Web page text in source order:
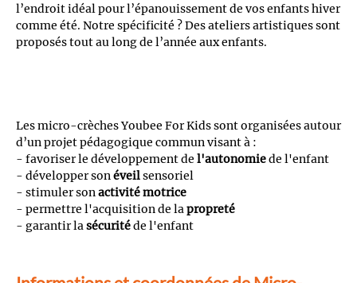
l’endroit idéal pour l’épanouissement de vos enfants hiver
comme été. Notre spécificité ? Des ateliers artistiques sont
proposés tout au long de l’année aux enfants.
Les micro-crèches Youbee For Kids sont organisées autour
d’un projet pédagogique commun visant à :
- favoriser le développement de l'autonomiede l'enfant
- développer sonéveilsensoriel
- stimuler sonactivité motrice
- permettre l'acquisition de lapropreté
- garantir lasécuritéde l'enfant